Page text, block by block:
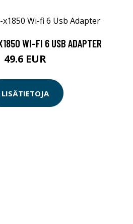
WI-FI 6 USB ADAPTER
49.6 EUR
LISÄTIETOJA